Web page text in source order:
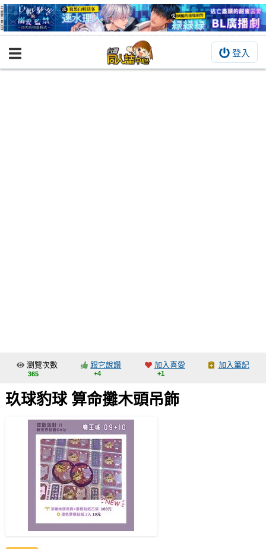
登入
BOOKY書集倉庫
交流中心
攤位轉讓區
會員中心
註冊會員
登入
瀏覽次數
365
跟它說讚
+4
加入喜愛
+1
加入筆記
玖球豹球 算命攤木頭吊飾